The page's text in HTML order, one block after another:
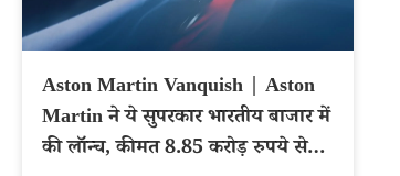
Aston Martin Vanquish | Aston
Martin ने ये सुपरकार भारतीय बाजार में
की लॉन्च, कीमत 8.85 करोड़ रुपये से